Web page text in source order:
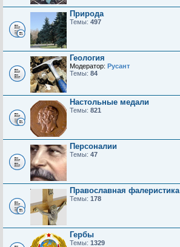
Природа
Темы: 497
Геология
Модератор: Русант
Темы: 84
Настольные медали
Темы: 821
Персоналии
Темы: 47
Православная фалеристика
Темы: 178
Гербы
Темы: 1329